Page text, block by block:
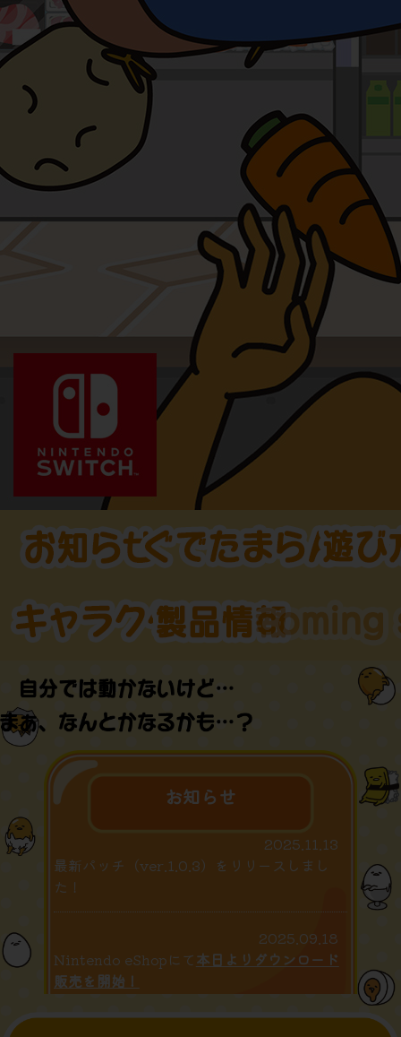
お知らせ
2025.11.13
最新パッチ（ver.1.0.3）をリリースしまし
た！
2025.09.18
Nintendo eShopにて本日よりダウンロード
販売を開始！